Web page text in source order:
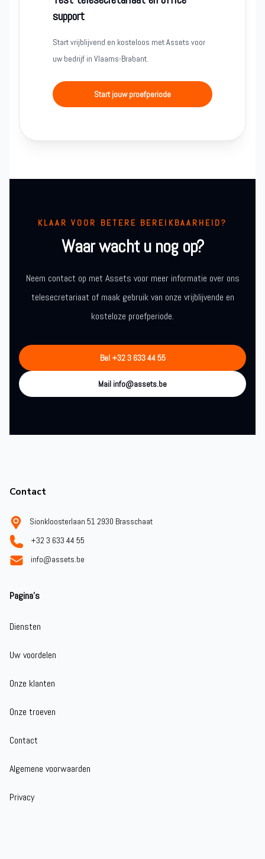
support
Start vrijblijvend en kosteloos met Assets voor
uw bedrijf in Vlaams-Brabant.
Start jouw proefperiode
KLAAR VOOR BETERE BEREIKBAARHEID?
Waar wacht u nog op?
Neem contact op met Assets voor meer informatie over ons
telesecretariaat of maak gebruik van onze vrijblijvende en
kosteloze proefperiode.
Bel +32 3 633 44 55
Mail info@assets.be
Contact
Sionkloosterlaan 51 2930 Brasschaat
+32 3 633 44 55
info@assets.be
Pagina's
Diensten
Uw voordelen
Onze klanten
Onze troeven
Contact
Algemene voorwaarden
Privacy